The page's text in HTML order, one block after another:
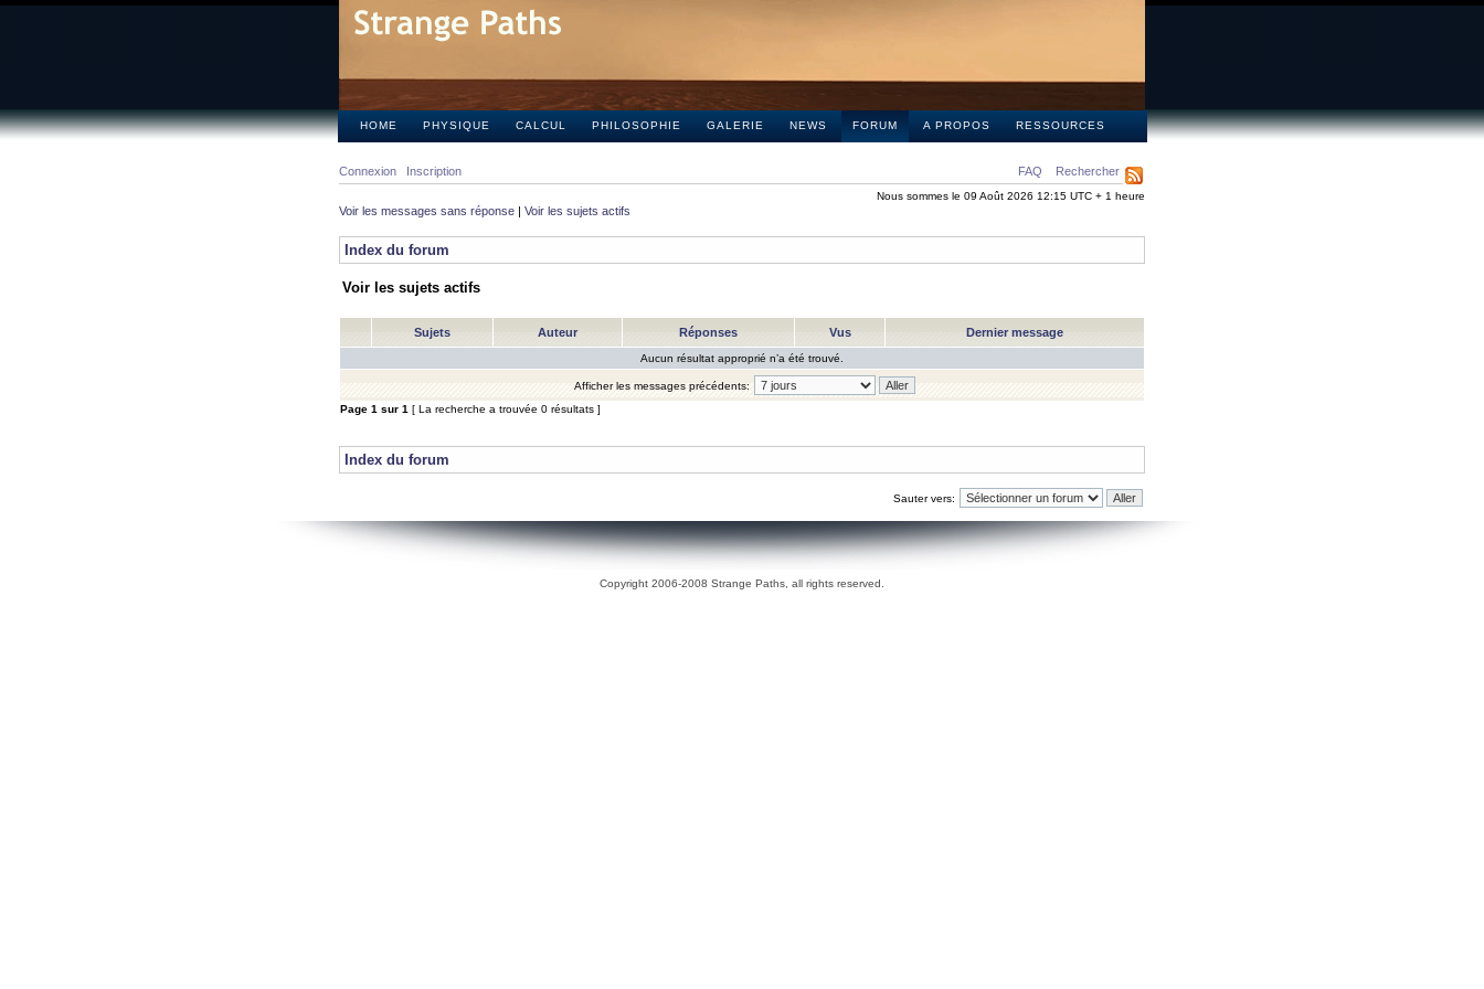
HOME PHYSIQUE CALCUL PHILOSOPHIE GALERIE NEWS FORUM A PROPOS RESSOURCES
FAQ Rechercher
Connexion Inscription
Nous sommes le 09 Août 2026 12:15 UTC + 1 heure
Voir les messages sans réponse | Voir les sujets actifs
Index du forum
Voir les sujets actifs
Sujets Auteur Réponses Vus Dernier message
Aucun résultat approprié n’a été trouvé.
Afficher les messages précédents:
Page 1 sur 1 [ La recherche a trouvée 0 résultats ]
Index du forum
Sauter vers:
Copyright 2006-2008 Strange Paths, all rights reserved.